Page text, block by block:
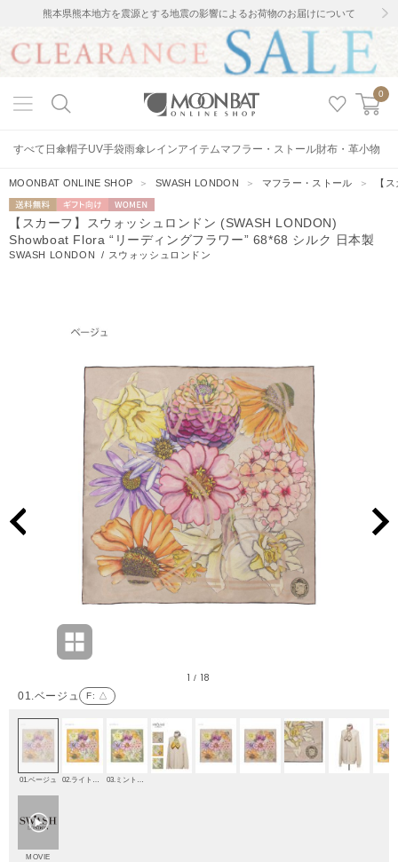
熊本県熊本地方を震源とする地震の影響によるお荷物のお届けについて
0
すべて 日傘帽子UV手袋雨傘レインアイテムマフラー・ストール財布・革小物
MOONBAT ONLINE SHOP ＞SWASH LONDON ＞ マフラー・ストール ＞ 【
送料無料
ギフト向
け
WOMEN
【スカーフ】スウォッシュロンドン (SWASH LONDON)
Showboat Flora “リーディングフラワー” 68*68 シルク 日本製
SWASH LONDON / スウォッシュロンドン
01.ベージュ F: △
1 / 18
01.ベージュ
MOVIE